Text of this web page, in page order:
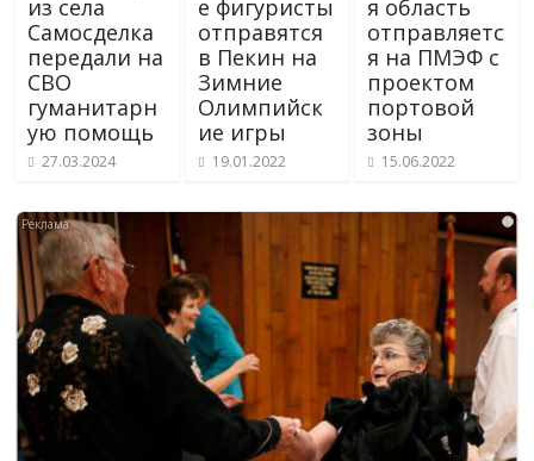
из села
Самосделка
передали на
СВО
гуманитарн
ую помощь
27.03.2024
е фигуристы
отправятся
в Пекин на
Зимние
Олимпийск
ие игры
19.01.2022
я область
отправляетс
я на ПМЭФ с
проектом
портовой
зоны
15.06.2022
i